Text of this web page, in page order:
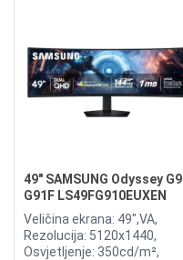
49" SAMSUNG Odyssey G9
G91F LS49FG910EUXEN
144Hz Gaming Curved
Display
Veličina ekrana: 49",VA,
Rezolucija: 5120x1440,
Osvjetljenje: 350cd/m²,